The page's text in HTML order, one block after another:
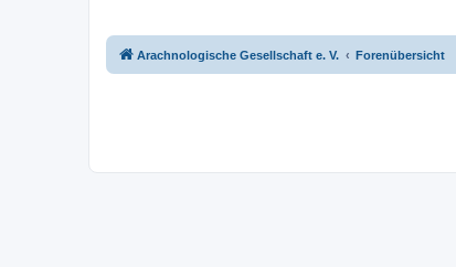
Arachnologische Gesellschaft e. V. Forenübersicht